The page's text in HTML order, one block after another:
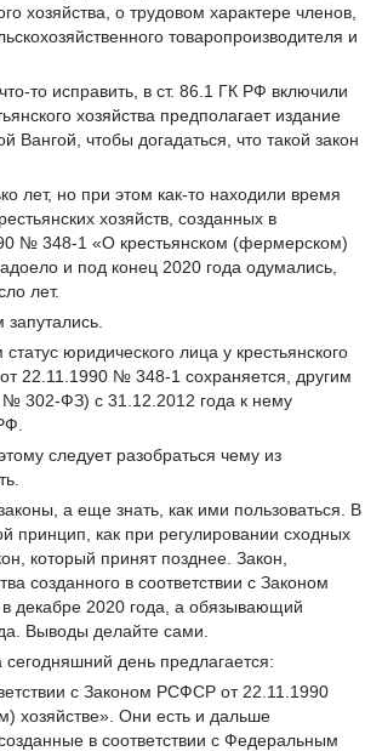
хозяйства, о трудовом характере членов,
товаропроизводителя и
то исправить, в ст. 86.1 ГК РФ включили
хозяйства предполагает издание
Вангой, чтобы догадаться, что такой закон
лет, но при этом как-то находили время
хозяйств, созданных в
№ 348-1 «О крестьянском (фермерском)
и под конец 2020 года одумались,
лет.
юридического лица у крестьянского
22.11.1990 № 348-1 сохраняется, другим
302-ФЗ) с 31.12.2012 года к нему
следует разобраться чему из
а еще знать, как ими пользоваться. В
принцип, как при регулировании сходных
который принят позднее. Закон,
созданного в соответствии с Законом
декабре 2020 года, а обязывающий
Выводы делайте сами.
сегодняшний день предлагается:
с Законом РСФСР от 22.11.1990
хозяйстве». Они есть и дальше
в соответствии с Федеральным